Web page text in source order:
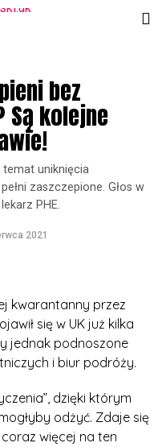
bez
Są kolejne
uniknięcia
zaszczepione. Głos w
PHE.
2021
kwarantanny przez
się w UK już kilka
jednak podnoszone
i biur podróży.
dzięki którym
odżyć. Zdaje się
więcej na ten